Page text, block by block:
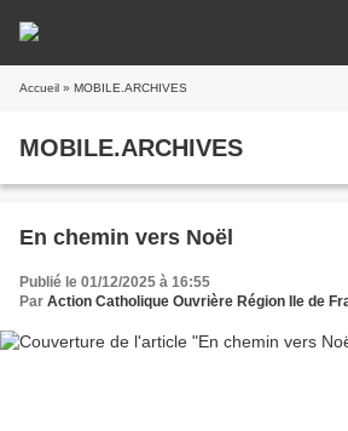
Accueil » MOBILE.ARCHIVES
MOBILE.ARCHIVES
En chemin vers Noël
Publié le 01/12/2025 à 16:55
Par Action Catholique Ouvrière Région Ile de